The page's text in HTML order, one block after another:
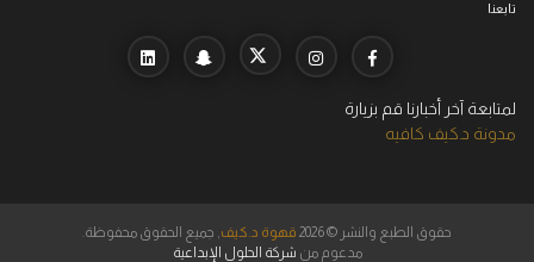
تابعنا
لمتابعة آخر أخبارنا قم بزيارة
مدونة د.كيف كافيه
حقوق الطبع والنشر © 2026 قهوة د.كيف , جميع الحقوق محفوظة.
مدعوم من شركة الحلول الإبداعية